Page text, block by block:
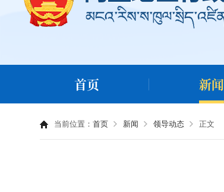
首页 新闻
当前位置：首页 新闻 领导动态 正文